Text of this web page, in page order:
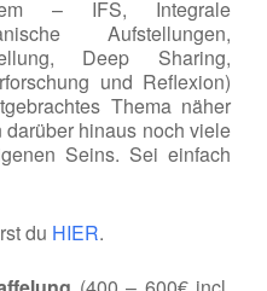
– IFS, Integrale
Aufstellungen,
Deep Sharing,
und Reflexion)
Thema näher
hinaus noch viele
Seins. Sei einfach
du HIER.